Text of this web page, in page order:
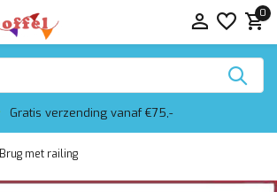
0
Gratis verzending vanaf €75,-
Brug met railing